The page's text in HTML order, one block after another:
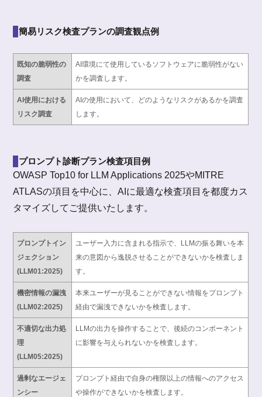
簡易リスク検査プランの調査観点例
既知の脆弱性の
調査
AI環境にて使用しているソフトウェアに脆弱性がない
かを調査します。
AI使用における
リスク調査
AIの使用において、どのようなリスクがあるかを調査
します。
プロンプト診断プラン検査項目例
OWASP Top10 for LLM Applications 2025やMITRE
ATLASの項目を中心に、AIに最適な検査項目を都度カス
タマイズしてご提供いたします。
プロンプトイン
ジェクション
(LLM01:2025)
ユーザー入力に含まれる指示で、LLMの振る舞いを本
来の意図から逸脱させることができないかを検査しま
す。
機密情報の漏洩
(LLM02:2025)
本来ユーザーが見ることができない情報をプロンプト
経由で漏洩できないかを検査します。
不適切な出力処
理
(LLM05:2025)
LLMの出力を操作することで、後続のコンポーネント
に影響を与えられないかを検査します。
過剰なエージェ
ンシー
プロンプト経由で自身の権限以上の情報へのアクセス
や操作ができないかを検査します。